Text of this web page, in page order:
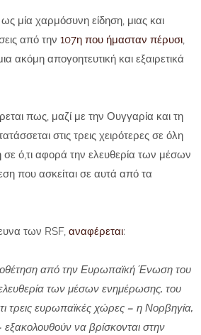
μία χαρμόσυνη είδηση, μιας και
από την 107η που ήμασταν πέρυσι,
ακόμη απογοητευτική και εξαιρετικά
πως, μαζί με την Ουγγαρία και τη
στις τρεις χειρότερες σε όλη
σε ό,τι αφορά την ελευθερία των μέσων
που ασκείται σε αυτά από τα
των RSF, αναφέρεται:
από την Ευρωπαϊκή Ένωση του
των μέσων ενημέρωσης, του
τρεις ευρωπαϊκές χώρες – η Νορβηγία,
εξακολουθούν να βρίσκονται στην